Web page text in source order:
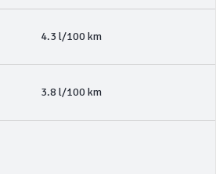
4.3 l/100 km
3.8 l/100 km